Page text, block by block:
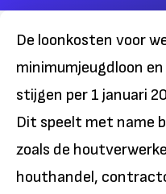
De loonkosten voor
minimumjeugdloon
stijgen per 1 januari
Dit speelt met name
zoals de
houthandel,